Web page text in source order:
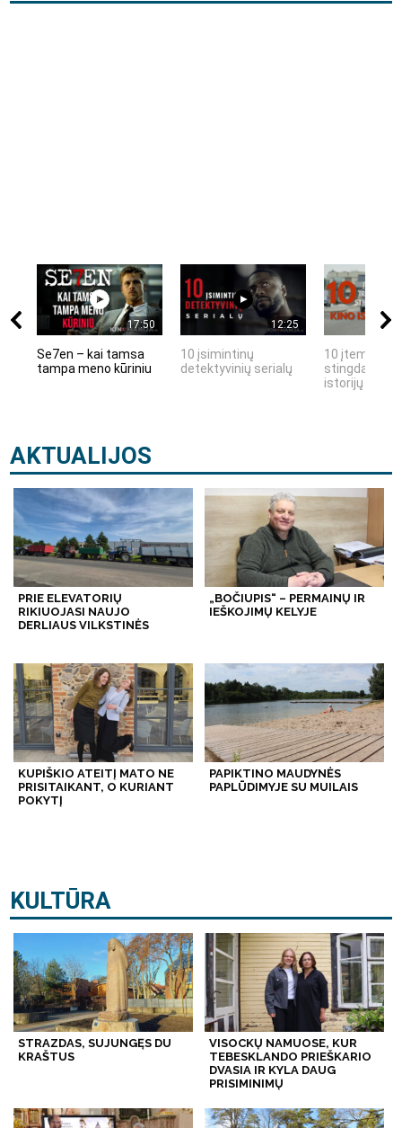
17:50
Se7en – kai tamsa
tampa meno kūriniu
12:25
10 įsimintinų
detektyvinių serialų
10 įtemptų,
stingdančių
istorijų
AKTUALIJOS
PRIE ELEVATORIŲ
RIKIUOJASI NAUJO
DERLIAUS VILKSTINĖS
„BOČIUPIS“ – PERMAINŲ IR
IEŠKOJIMŲ KELYJE
KUPIŠKIO ATEITĮ MATO NE
PRISITAIKANT, O KURIANT
POKYTĮ
PAPIKTINO MAUDYNĖS
PAPLŪDIMYJE SU MUILAIS
KULTŪRA
STRAZDAS, SUJUNGĘS DU
KRAŠTUS
VISOCKŲ NAMUOSE, KUR
TEBESKLANDO PRIEŠKARIO
DVASIA IR KYLA DAUG
PRISIMINIMŲ